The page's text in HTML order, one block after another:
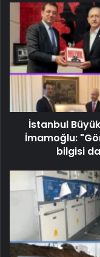
İstanbul
İmamoğlu:
bilgisi